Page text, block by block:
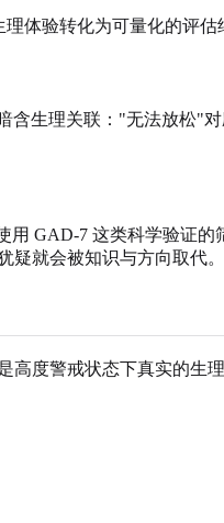
体验转化为可量化的评估
生理关联："无法放松"
GAD-7 这类科学验证
就会被知识与方向取代。
度警戒状态下真实的生